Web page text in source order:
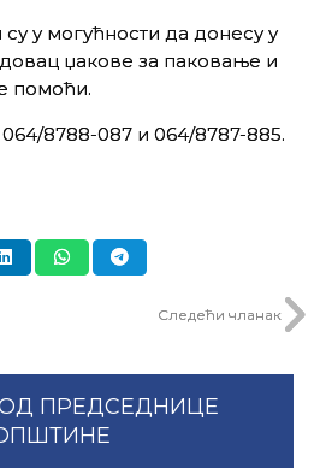
у могућности да донесу у
џакове за паковање и
помоћи.
8788-087 и 064/8787-885.
Следећи чланак
ПРЕДСЕДНИЦЕ